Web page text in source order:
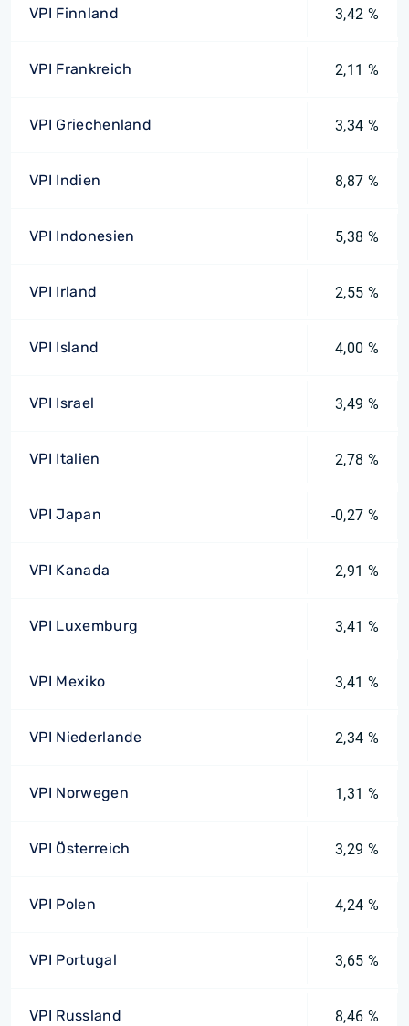
VPI Finnland 3,42 %
VPI Frankreich 2,11 %
VPI Griechenland 3,34 %
VPI Indien 8,87 %
VPI Indonesien 5,38 %
VPI Irland 2,55 %
VPI Island 4,00 %
VPI Israel 3,49 %
VPI Italien 2,78 %
VPI Japan -0,27 %
VPI Kanada 2,91 %
VPI Luxemburg 3,41 %
VPI Mexiko 3,41 %
VPI Niederlande 2,34 %
VPI Norwegen 1,31 %
VPI Österreich 3,29 %
VPI Polen 4,24 %
VPI Portugal 3,65 %
VPI Russland 8,46 %